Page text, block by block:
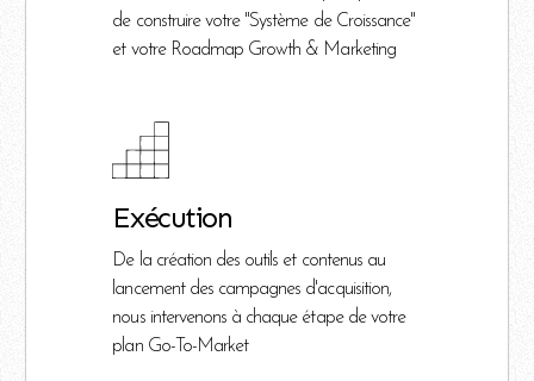
de construire votre "Système de Croissance"
et votre Roadmap Growth & Marketing
Exécution
De la création des outils et contenus au
lancement des campagnes d'acquisition,
nous intervenons à chaque étape de votre
plan Go-To-Market